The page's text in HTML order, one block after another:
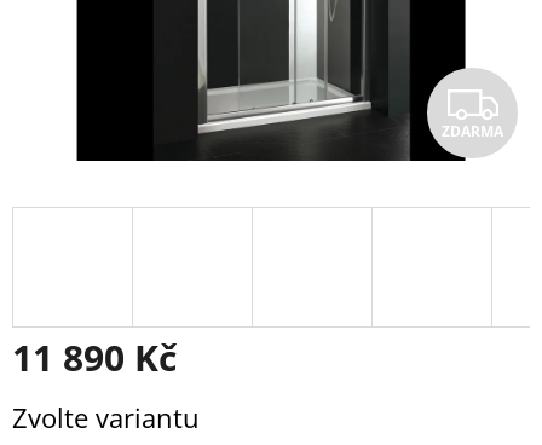
Z
D
A
ZDARMA
11 890 Kč
cena:
Zvolte variantu